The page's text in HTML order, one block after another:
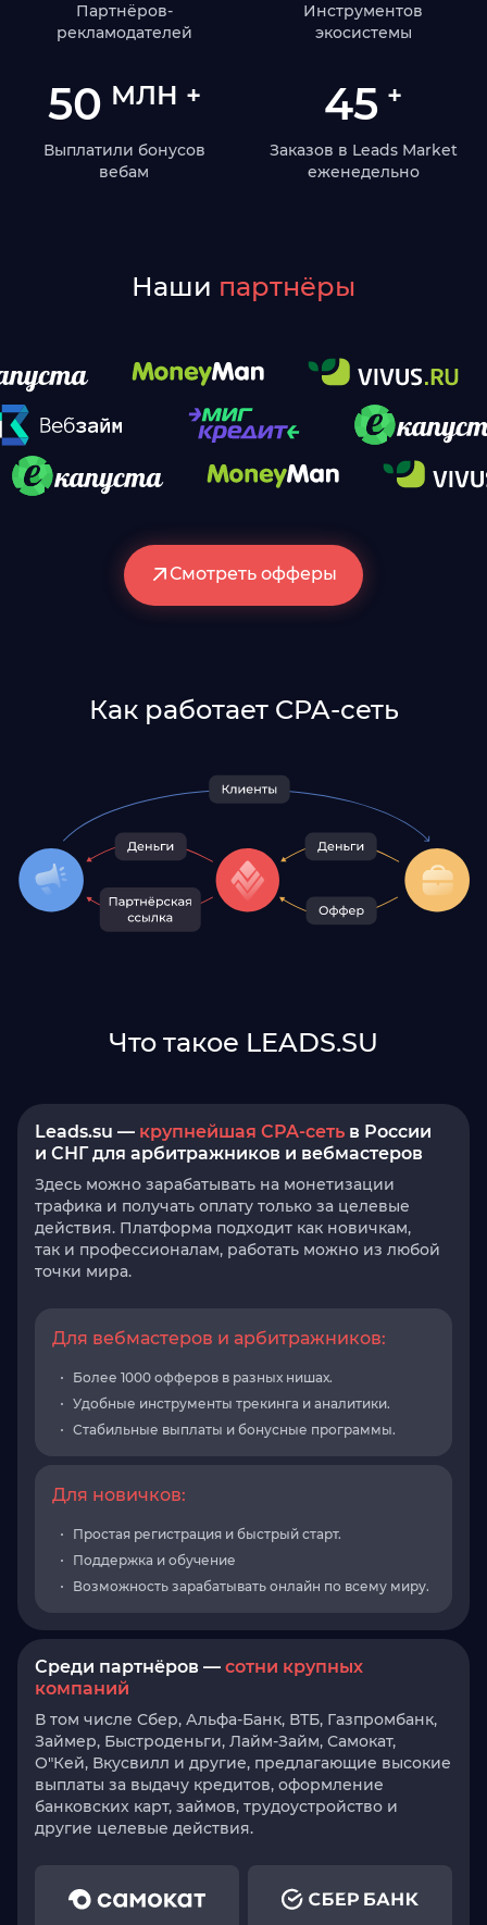
Партнёров-
рекламодателей
Инструментов
экосистемы
50 МЛН +
Выплатили бонусов
вебам
45 +
Заказов в Leads Market
еженедельно
Наши партнёры
Смотреть офферы
Как работает CPA-сеть
Что такое LEADS.SU
Leads.su — крупнейшая CPA-сеть в России
и СНГ для арбитражников и вебмастеров
Здесь можно зарабатывать на монетизации
трафика и получать оплату только за целевые
действия. Платформа подходит как новичкам,
так и профессионалам, работать можно из любой
точки мира.
Для вебмастеров и арбитражников:
Более 1000 офферов в разных нишах.
Удобные инструменты трекинга и аналитики.
Стабильные выплаты и бонусные программы.
Для новичков:
Простая регистрация и быстрый старт.
Поддержка и обучение
Возможность зарабатывать онлайн по всему миру.
Среди партнёров — сотни крупных
компаний
В том числе Сбер, Альфа-Банк, ВТБ, Газпромбанк,
Займер, Быстроденьги, Лайм-Займ, Самокат,
О"Кей, Вкусвилл и другие, предлагающие высокие
выплаты за выдачу кредитов, оформление
банковских карт, займов, трудоустройство и
другие целевые действия.